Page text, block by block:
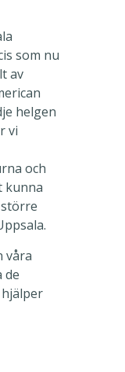
som nu
av
helgen
vi
och
kunna
våra
de